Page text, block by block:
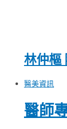
林仲樞
醫美資訊
醫師